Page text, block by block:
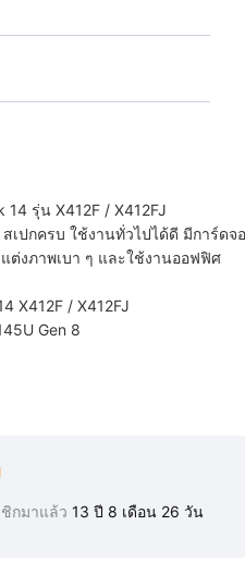
14 รุ่น X412F / X412FJ
สเปกครบ ใช้งานทั่วไปได้ดี มีการ์ด
ต่งภาพเบา ๆ และใช้งานออฟฟิศ
X412F / X412FJ
Gen 8
กมาแล้ว 13 ปี 8 เดือน 26 วัน